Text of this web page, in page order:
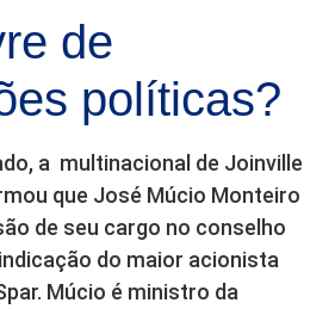
de
políticas?
a multinacional de Joinville
que José Múcio Monteiro
de seu cargo no conselho
do maior acionista
Múcio é ministro da